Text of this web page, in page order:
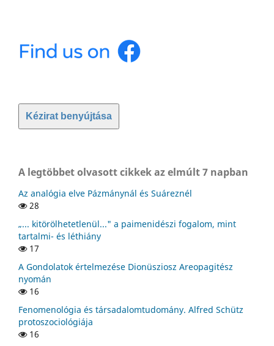
Kézirat benyújtása
A legtöbbet olvasott cikkek az elmúlt 7 napban
Az analógia elve Pázmánynál és Suáreznél
28
„... kitörölhetetlenül..." a paimenidészi fogalom, mint
tartalmi- és léthiány
17
A Gondolatok értelmezése Dionüsziosz Areopagitész
nyomán
16
Fenomenológia és társadalomtudomány. Alfred Schütz
protoszociológiája
16